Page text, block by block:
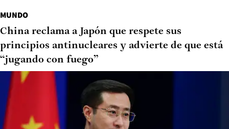
MUNDO
China reclama a Japón que respete sus
principios antinucleares y advierte de que está
“jugando con fuego”